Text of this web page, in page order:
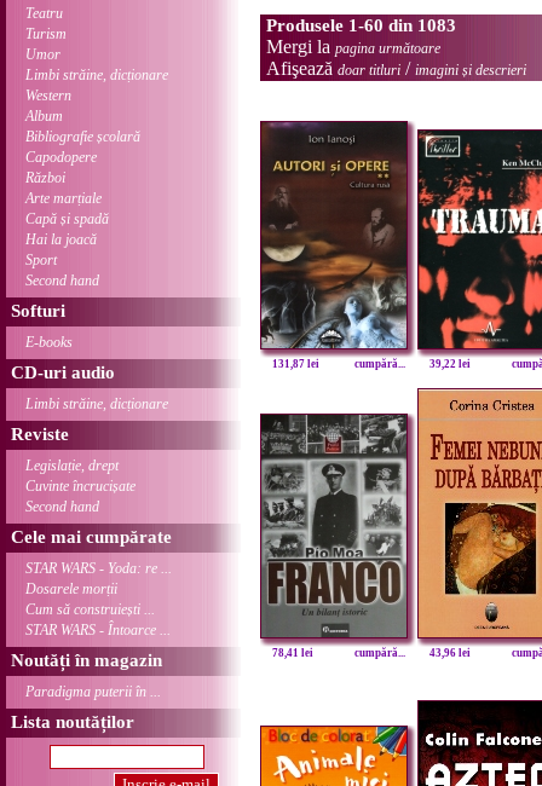
Teatru
Turism
Umor
Limbi străine, dicționare
Western
Album
Bibliografie școlară
Capodopere
Război
Arte marțiale
Capă și spadă
Hai la joacă
Sport
Second hand
Softuri
E-books
CD-uri audio
Limbi străine, dicționare
Reviste
Legislație, drept
Cuvinte încrucișate
Second hand
Cele mai cumpărate
STAR WARS - Yoda: re ...
Dosarele morții
Cum să construiești ...
STAR WARS - Întoarce ...
Noutăți în magazin
Paradigma puterii în ...
Lista noutăților
Produsele 1-60 din 1083
Mergi la pagina următoare
Afişează doar titluri / imagini și descrieri
131,87 lei cumpără... 39,22 lei
78,41 lei cumpără... 43,96 lei